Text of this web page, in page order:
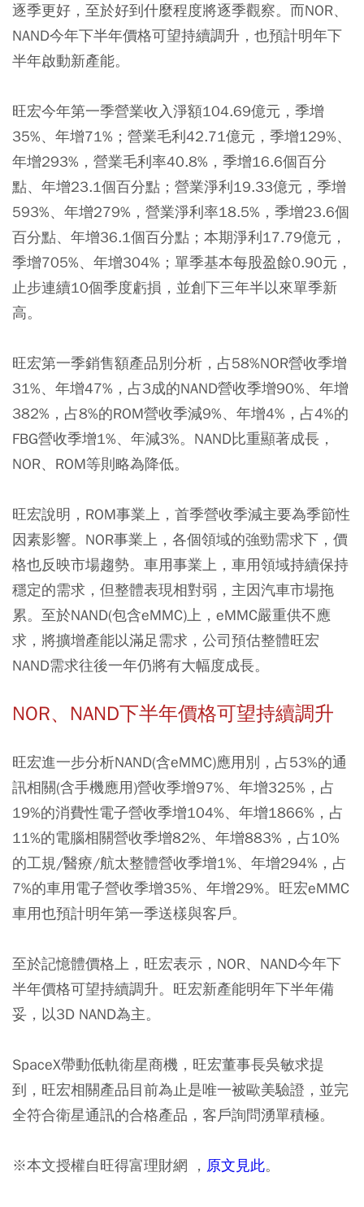
逐季更好，至於好到什麼程度將逐季觀察。而NOR、
NAND今年下半年價格可望持續調升，也預計明年下
半年啟動新產能。
旺宏今年第一季營業收入淨額104.69億元，季增
35%、年增71%；營業毛利42.71億元，季增129%、
年增293%，營業毛利率40.8%，季增16.6個百分
點、年增23.1個百分點；營業淨利19.33億元，季增
593%、年增279%，營業淨利率18.5%，季增23.6個
百分點、年增36.1個百分點；本期淨利17.79億元，
季增705%、年增304%；單季基本每股盈餘0.90元，
止步連續10個季度虧損，並創下三年半以來單季新
高。
旺宏第一季銷售額產品別分析，占58%NOR營收季增
31%、年增47%，占3成的NAND營收季增90%、年增
382%，占8%的ROM營收季減9%、年增4%，占4%的
FBG營收季增1%、年減3%。NAND比重顯著成長，
NOR、ROM等則略為降低。
旺宏說明，ROM事業上，首季營收季減主要為季節性
因素影響。NOR事業上，各個領域的強勁需求下，價
格也反映市場趨勢。車用事業上，車用領域持續保持
穩定的需求，但整體表現相對弱，主因汽車市場拖
累。至於NAND(包含eMMC)上，eMMC嚴重供不應
求，將擴增產能以滿足需求，公司預估整體旺宏
NAND需求往後一年仍將有大幅度成長。
NOR、NAND下半年價格可望持續調升
旺宏進一步分析NAND(含eMMC)應用別，占53%的通
訊相關(含手機應用)營收季增97%、年增325%，占
19%的消費性電子營收季增104%、年增1866%，占
11%的電腦相關營收季增82%、年增883%，占10%
的工規/醫療/航太整體營收季增1%、年增294%，占
7%的車用電子營收季增35%、年增29%。旺宏eMMC
車用也預計明年第一季送樣與客戶。
至於記憶體價格上，旺宏表示，NOR、NAND今年下
半年價格可望持續調升。旺宏新產能明年下半年備
妥，以3D NAND為主。
SpaceX帶動低軌衛星商機，旺宏董事長吳敏求提
到，旺宏相關產品目前為止是唯一被歐美驗證，並完
全符合衛星通訊的合格產品，客戶詢問湧單積極。
※本文授權自旺得富理財網 ， 原文見此。